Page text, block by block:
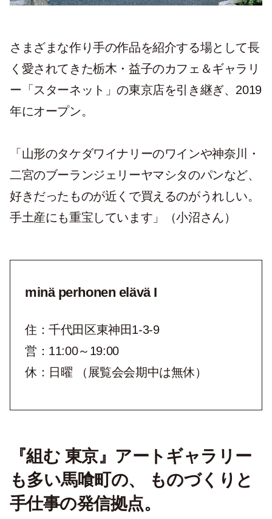
さまざまな作り手の作品を紹介する場として長
く愛されてきた栃木・益子のカフェ＆ギャラリ
ー「スターネット」の東京店を引き継ぎ、2019
年にオープン。
「山形のタケダワイナリーのワインや神奈川・
二宮のブーランジェリーヤマシタのパンなど、
好きだったものが近くで買えるのがうれしい。
手土産にも重宝しています」（小沼さん）
minä perhonen elävä I
住：千代田区東神田1-3-9
営：11:00～19:00
休：日曜 （展覧会会期中は無休）
『組む 東京』アートギャラリー
も多い馬喰町の、 ものづくりと
手仕事の発信拠点。